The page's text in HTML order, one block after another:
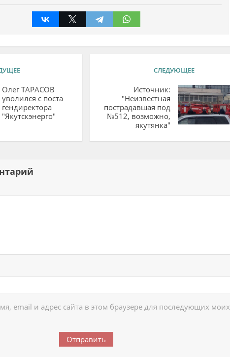
Олег ТАРАСОВ
уволился с поста
гендиректора
"Якутскэнерго"
СЛЕДУЮЩЕЕ
Источник:
"Неизвестная
пострадавшая под
№512, возможно,
якутянка"
email и адрес сайта в этом браузере для последующих моих